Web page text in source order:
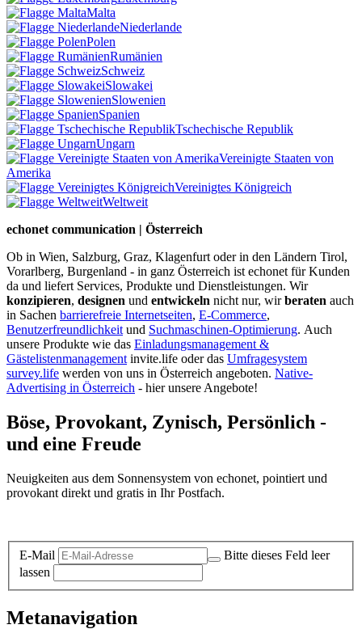
Malta
Niederlande
Polen
Rumänien
Schweiz
Slowakei
Slowenien
Spanien
Tschechische Republik
Ungarn
Vereinigte Staaten von
Amerika
Vereinigtes Königreich
Weltweit
echonet communication | Österreich
Ob in Wien, Salzburg, Graz, Klagenfurt oder in den Ländern Tirol,
Vorarlberg, Burgenland - in ganz Österreich ist echonet für Kunden
da und liefert Services, Produkte und Dienstleistungen. Wir
konzipieren, designen und entwickeln nicht nur, wirberaten auch
in Sachen barrierefreie Internetseiten, E-Commerce,
Benutzerfreundlichkeit und Suchmaschinen-Optimierung. Auch
unsere Produkte wie das Einladungsmanagement &
Gästelistenmanagement invite.life oder das Umfragesystem
survey.life werden von uns in Österreich angeboten. Native-
Advertising in Österreich - hier unsere Angebote!
Böse, Provokant, Zynisch, Persönlich -
und eine Freude
Neuigkeiten aus dem Sonnensystem von echonet, pointiert und
provokant direkt und gratis in Ihr Postfach.
E-Mail
Bitte dieses Feld leer
lassen
Metanavigation